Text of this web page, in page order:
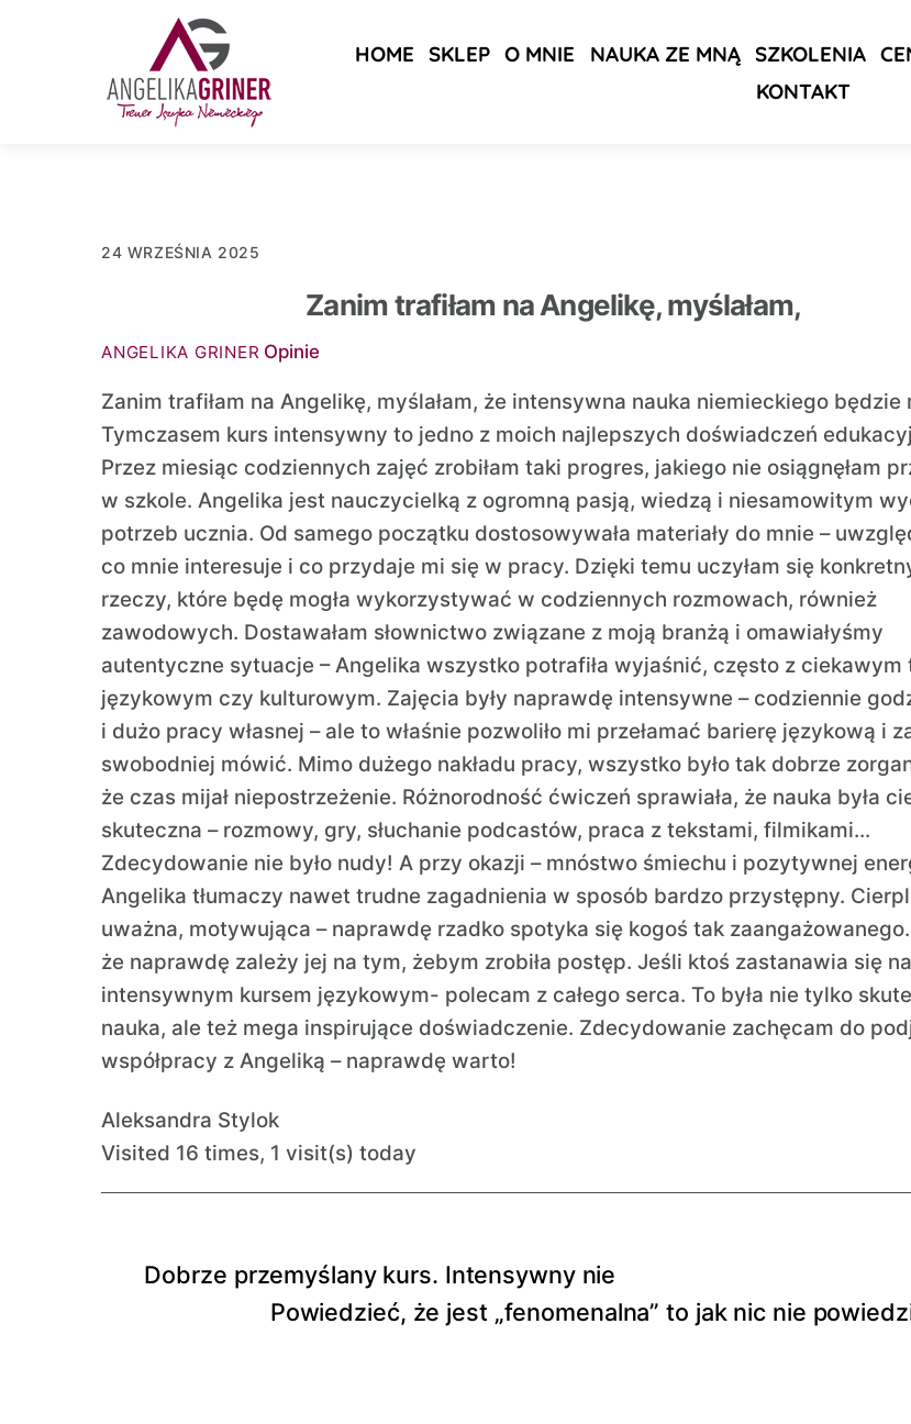
HOME SKLEP O MNIE NAUKA ZE MNĄ SZKOLENIA
KONTAKT
24 WRZEŚNIA 2025
Zanim trafiłam na Angelikę, myślałam,
ANGELIKA GRINER Opinie
Zanim trafiłam na Angelikę, myślałam, że intensywna nauka niemieckiego będzie
Tymczasem kurs intensywny to jedno z moich najlepszych doświadczeń
Przez miesiąc codziennych zajęć zrobiłam taki progres, jakiego nie osiągnęłam
w szkole. Angelika jest nauczycielką z ogromną pasją, wiedzą i niesamowitym
potrzeb ucznia. Od samego początku dostosowywała materiały do mnie –
co mnie interesuje i co przydaje mi się w pracy. Dzięki temu uczyłam się
rzeczy, które będę mogła wykorzystywać w codziennych rozmowach, również
zawodowych. Dostawałam słownictwo związane z moją branżą i omawiałyśmy
autentyczne sytuacje – Angelika wszystko potrafiła wyjaśnić, często z ciekawym
językowym czy kulturowym. Zajęcia były naprawdę intensywne – codziennie
i dużo pracy własnej – ale to właśnie pozwoliło mi przełamać barierę językową i
swobodniej mówić. Mimo dużego nakładu pracy, wszystko było tak dobrze
że czas mijał niepostrzeżenie. Różnorodność ćwiczeń sprawiała, że nauka była
skuteczna – rozmowy, gry, słuchanie podcastów, praca z tekstami, filmikami…
Zdecydowanie nie było nudy! A przy okazji – mnóstwo śmiechu i pozytywnej
Angelika tłumaczy nawet trudne zagadnienia w sposób bardzo przystępny.
uważna, motywująca – naprawdę rzadko spotyka się kogoś tak zaangażowanego.
że naprawdę zależy jej na tym, żebym zrobiła postęp. Jeśli ktoś zastanawia się
intensywnym kursem językowym- polecam z całego serca. To była nie tylko
nauka, ale też mega inspirujące doświadczenie. Zdecydowanie zachęcam do
współpracy z Angeliką – naprawdę warto!
Aleksandra Stylok
Visited 16 times, 1 visit(s) today
Dobrze przemyślany kurs. Intensywny nie
Powiedzieć, że jest „fenomenalna” to jak nic nie